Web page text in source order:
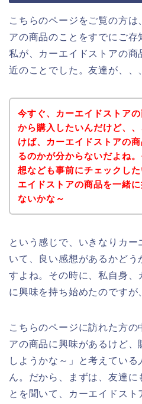
こちらのページをご覧の方は
アの商品のことをすでにご存
私が、カーエイドストアの商
近のことでした。友達が、、
今すぐ、カーエイドストア
から購入したいんだけど、
けば、カーエイドストアの
るのかが分からないだよね
想なども事前にチェックし
エイドストアの商品を一緒に
ないかな～
という感じで、いきなりカ
いて、良い感想があるかど
すよね。その時に、私自身、
に興味を持ち始めたのですが
こちらのページに訪れた方の
アの商品に興味があるけど、
しようかな～」と考えてい
ん。だから、まずは、友達に
とを聞いて、カーエイドス